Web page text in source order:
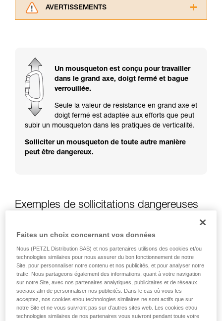
AVERTISSEMENTS
pouvoir comprendre ce complément
d’informations.
Maîtriser ces techniques nécessite une
avec un professionnel votre capacité à refaire
la manipulation, seul, en toute sécurité, avant
de la reproduire en autonomie.
liées à votre activité. Il peut en exister d’autres
que nous ne décrivons pas ici.
Un mousqueton est conçu pour travailler
dans le grand axe, doigt fermé et bague
verrouillée.
Seule la valeur de résistance en grand axe et
doigt fermé est adaptée aux efforts que peut
subir un mousqueton dans les pratiques de verticalité.
Solliciter un mousqueton de toute autre manière
peut être dangereux.
Exemples de sollicitations dangereuses
Faites un choix concernant vos données
Nous (PETZL Distribution SAS) et nos partenaires utilisons des cookies et/ou
technologies similaires pour nous assurer du bon fonctionnement de notre
Site, pour personnaliser notre contenu et nos publicités, et pour analyser notre
trafic. Nous partageons également des informations, quant à votre navigation
sur notre Site, avec nos partenaires analytiques, publicitaires et de réseaux
sociaux afin de personnaliser nos publicités. Dans le cas où vous les
acceptez, nos cookies et/ou technologies similaires ne sont actifs que sur
notre Site et ne vous suivront pas sur d’autres sites web. Les cookies et/ou
technologies similaires de nos partenaires vous suivront pendant toute votre